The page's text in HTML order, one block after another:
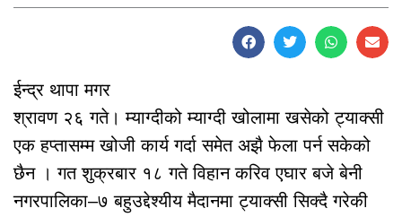
ईन्द्र थापा मगर
श्रावण २६ गते। म्याग्दीको म्याग्दी खोलामा खसेको ट्याक्सी
एक हप्तासम्म खोजी कार्य गर्दा समेत अझै फेला पर्न सकेको
छैन । गत शुक्रबार १८ गते विहान करिव एघार बजे बेनी
नगरपालिका–७ बहुउद्देश्यीय मैदानमा ट्याक्सी सिक्दै गरेकी